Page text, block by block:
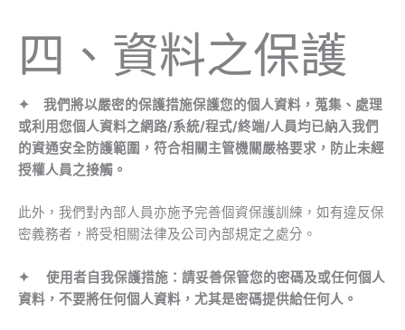
四、資料之保護
✦ 我們將以嚴密的保護措施保護您的個人資料，蒐集、處理
或利用您個人資料之網路/系統/程式/終端/人員均已納入我們
的資通安全防護範圍，符合相關主管機關嚴格要求，防止未經
授權人員之接觸。
此外，我們對內部人員亦施予完善個資保護訓練，如有違反保
密義務者，將受相關法律及公司內部規定之處分。
✦ 使用者自我保護措施：請妥善保管您的密碼及或任何個人
資料，不要將任何個人資料，尤其是密碼提供給任何人。